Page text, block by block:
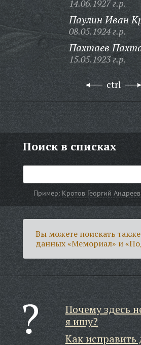
14.06.1927 г.р.
Паулин Иван
08.05.1924 г.р.
Пахтаев
15.05.1923 г.р.
ctrl
Поиск в списках
Пример: Кротов Георгий
Вы можете поискать также
данных «Мемориал» и
Почему здесь
я ищу?
Как исправить